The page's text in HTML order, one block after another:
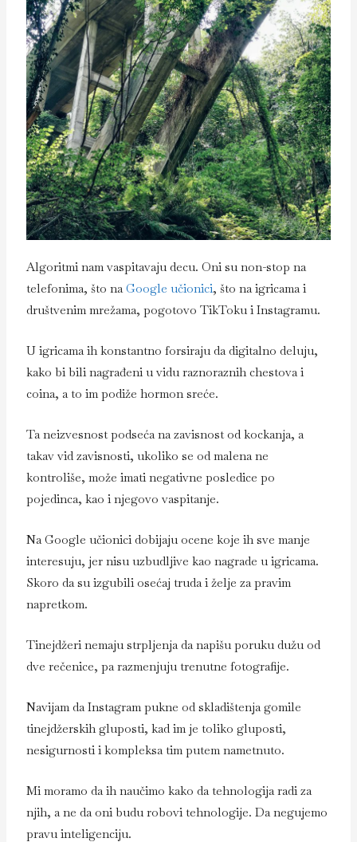
Algoritmi nam vaspitavaju decu. Oni su non-stop na
telefonima, što naGoogle učionici, što na igricama i
društvenim mrežama, pogotovo TikToku i Instagramu.
U igricama ih konstantno forsiraju da digitalno deluju,
kako bi bili nagrađeni u vidu raznoraznih chestova i
coina, a to im podiže hormon sreće.
Ta neizvesnost podseća na zavisnost od kockanja, a
takav vid zavisnosti, ukoliko se od malena ne
kontroliše, može imati negativne posledice po
pojedinca, kao i njegovo vaspitanje.
Na Google učionici dobijaju ocene koje ih sve manje
interesuju, jer nisu uzbudljive kao nagrade u igricama.
Skoro da su izgubili osećaj truda i želje za pravim
napretkom.
Tinejdžeri nemaju strpljenja da napišu poruku dužu od
dve rečenice, pa razmenjuju trenutne fotografije.
Navijam da Instagram pukne od skladištenja gomile
tinejdžerskih gluposti, kad im je toliko gluposti,
nesigurnosti i kompleksa tim putem nametnuto.
Mi moramo da ih naučimo kako da tehnologija radi za
njih, a ne da oni budu robovi tehnologije. Da negujemo
pravu inteligenciju.